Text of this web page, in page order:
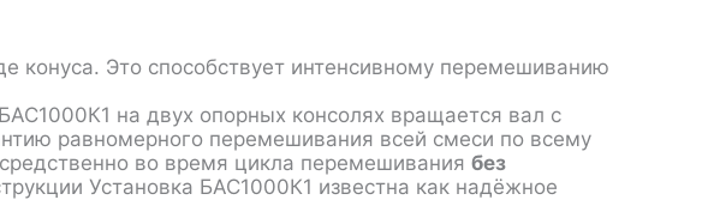
конуса. Это способствует интенсивному перемешиванию
на двух опорных консолях вращается вал с
равномерного перемешивания всей смеси по всему
во время цикла перемешивания без
Установка БАС1000К1 известна как надёжное